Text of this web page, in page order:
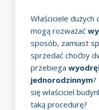
Właściciele
mogą rozważać
sposób, zamiast
sprzedać choćby
przebiega
jednorodzinnym?
się właściciel
taką procedurę?